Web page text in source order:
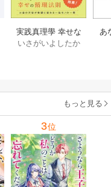
実践真理學 幸せな
お金の使い方編 1巻
いさがいよしたか
あ
もっと見る
3位